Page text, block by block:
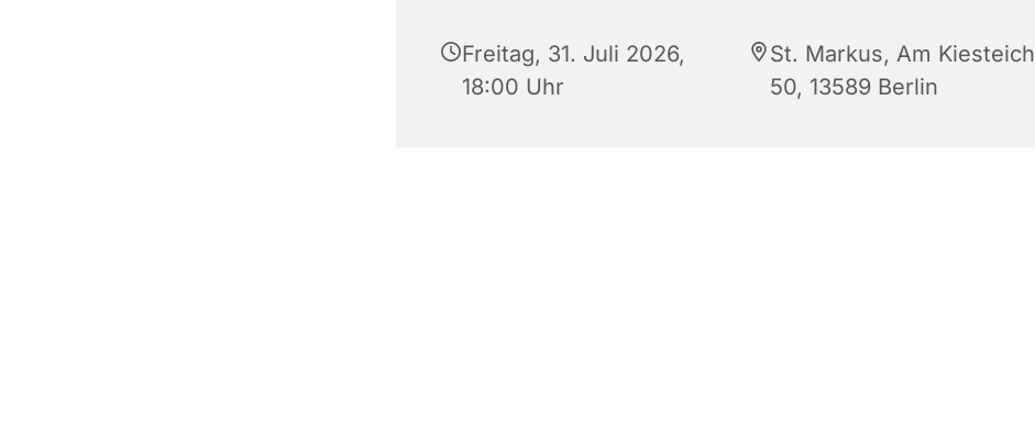
Freitag, 31. Juli 2026,
18:00 Uhr
St. Markus, Am Kiesteich
50, 13589 Berlin